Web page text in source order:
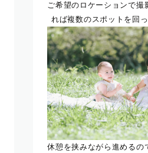
ご希望のロケーションで撮
れば複数のスポットを回
休憩を挟みながら進めるの